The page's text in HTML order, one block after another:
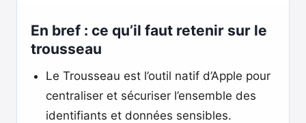
En bref : ce qu’il faut retenir sur le
trousseau
Le Trousseau est l’outil natif d’Apple pour
centraliser et sécuriser l’ensemble des
identifiants et données sensibles.